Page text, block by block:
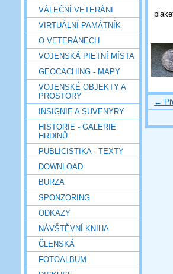
VÁLEČNÍ VETERÁNI
VIRTUÁLNÍ PAMÁTNÍK
O VETERÁNECH
VOJENSKÁ PIETNÍ MÍSTA
GEOCACHING - MAPY
VOJENSKÉ OBJEKTY A
PROSTORY
INSIGNIE A SUVENYRY
HISTORIE - GALERIE
HRDINŮ
PUBLICISTIKA - TEXTY
DOWNLOAD
BURZA
SPONZORING
ODKAZY
NÁVŠTĚVNÍ KNIHA
ČLENSKÁ
FOTOALBUM
←